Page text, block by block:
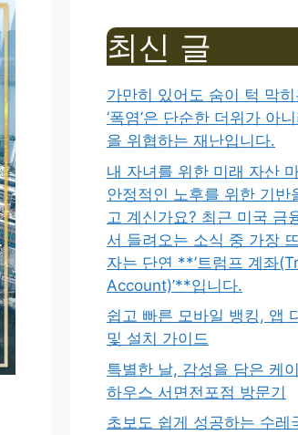
최신 글
가만히 있어도 숨이 턱 막
‘폭염’은 단순한 더위가 아
을 위협하는 재난입니다.
내 자녀를 위한 미래 자산
안정적인 노후를 위한 기반
고 계신가요? 최근 미국 금
서 들려오는 소식 중 가장
자는 단연 **’트럼프 계좌
Account)’**입니다.
쉽고 빠른 모바일 뱅킹, 앱
및 설치 가이드
특별한 날, 감성을 담은 케
하우스 서면전포점 방문기
초보도 쉽게 성공하는 수레